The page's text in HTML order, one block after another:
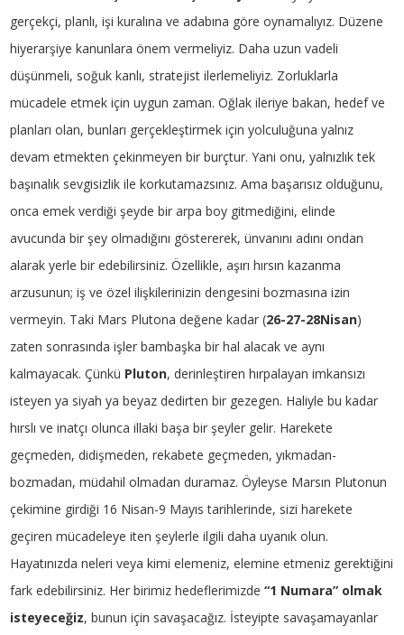
gerçekçi, planlı, işi kuralına ve adabına göre oynamalıyız. Düzene
hiyerarşiye kanunlara önem vermeliyiz. Daha uzun vadeli
düşünmeli, soğuk kanlı, stratejist ilerlemeliyiz. Zorluklarla
mücadele etmek için uygun zaman. Oğlak ileriye bakan, hedef ve
planları olan, bunları gerçekleştirmek için yolculuğuna yalnız
devam etmekten çekinmeyen bir burçtur. Yani onu, yalnızlık tek
başınalık sevgisizlik ile korkutamazsınız. Ama başarısız olduğunu,
onca emek verdiği şeyde bir arpa boy gitmediğini, elinde
avucunda bir şey olmadığını göstererek, ünvanını adını ondan
alarak yerle bir edebilirsiniz. Özellikle, aşırı hırsın kazanma
arzusunun; iş ve özel ilişkilerinizin dengesini bozmasına izin
vermeyin. Taki Mars Plutona değene kadar (26-27-28Nisan)
zaten sonrasında işler bambaşka bir hal alacak ve aynı
kalmayacak. Çünkü Pluton, derinleştiren hırpalayan imkansızı
isteyen ya siyah ya beyaz dedirten bir gezegen. Haliyle bu kadar
hırslı ve inatçı olunca illaki başa bir şeyler gelir. Harekete
geçmeden, didişmeden, rekabete geçmeden, yıkmadan-
bozmadan, müdahil olmadan duramaz. Öyleyse Marsın Plutonun
çekimine girdiği 16 Nisan-9 Mayıs tarihlerinde, sizi harekete
geçiren mücadeleye iten şeylerle ilgili daha uyanık olun.
Hayatınızda neleri veya kimi elemeniz, elemine etmeniz gerektiğini
fark edebilirsiniz. Her birimiz hedeflerimizde“1 Numara” olmak
isteyeceğiz, bunun için savaşacağız. İsteyipte savaşamayanlar